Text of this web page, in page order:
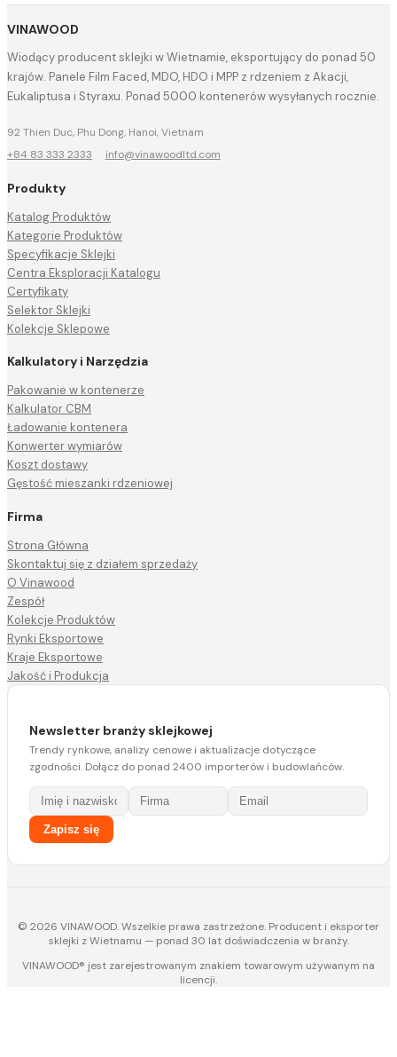
VINAWOOD
Wiodący producent sklejki w Wietnamie, eksportujący do ponad 50
krajów. Panele Film Faced, MDO, HDO i MPP z rdzeniem z Akacji,
Eukaliptusa i Styraxu. Ponad 5000 kontenerów wysyłanych rocznie.
92 Thien Duc, Phu Dong, Hanoi, Vietnam
+84 83 333 2333 · info@vinawoodltd.com
Produkty
Katalog Produktów
Kategorie Produktów
Specyfikacje Sklejki
Centra Eksploracji Katalogu
Certyfikaty
Selektor Sklejki
Kolekcje Sklepowe
Kalkulatory i Narzędzia
Pakowanie w kontenerze
Kalkulator CBM
Ładowanie kontenera
Konwerter wymiarów
Koszt dostawy
Gęstość mieszanki rdzeniowej
Firma
Strona Główna
Skontaktuj się z działem sprzedaży
O Vinawood
Zespół
Kolekcje Produktów
Rynki Eksportowe
Kraje Eksportowe
Jakość i Produkcja
Newsletter branży sklejkowej
Trendy rynkowe, analizy cenowe i aktualizacje dotyczące
zgodności. Dołącz do ponad 2400 importerów i budowlańców.
Zapisz się
© 2026 VINAWOOD. Wszelkie prawa zastrzeżone. Producent i eksporter
sklejki z Wietnamu — ponad 30 lat doświadczenia w branży.
VINAWOOD® jest zarejestrowanym znakiem towarowym używanym na
licencji.